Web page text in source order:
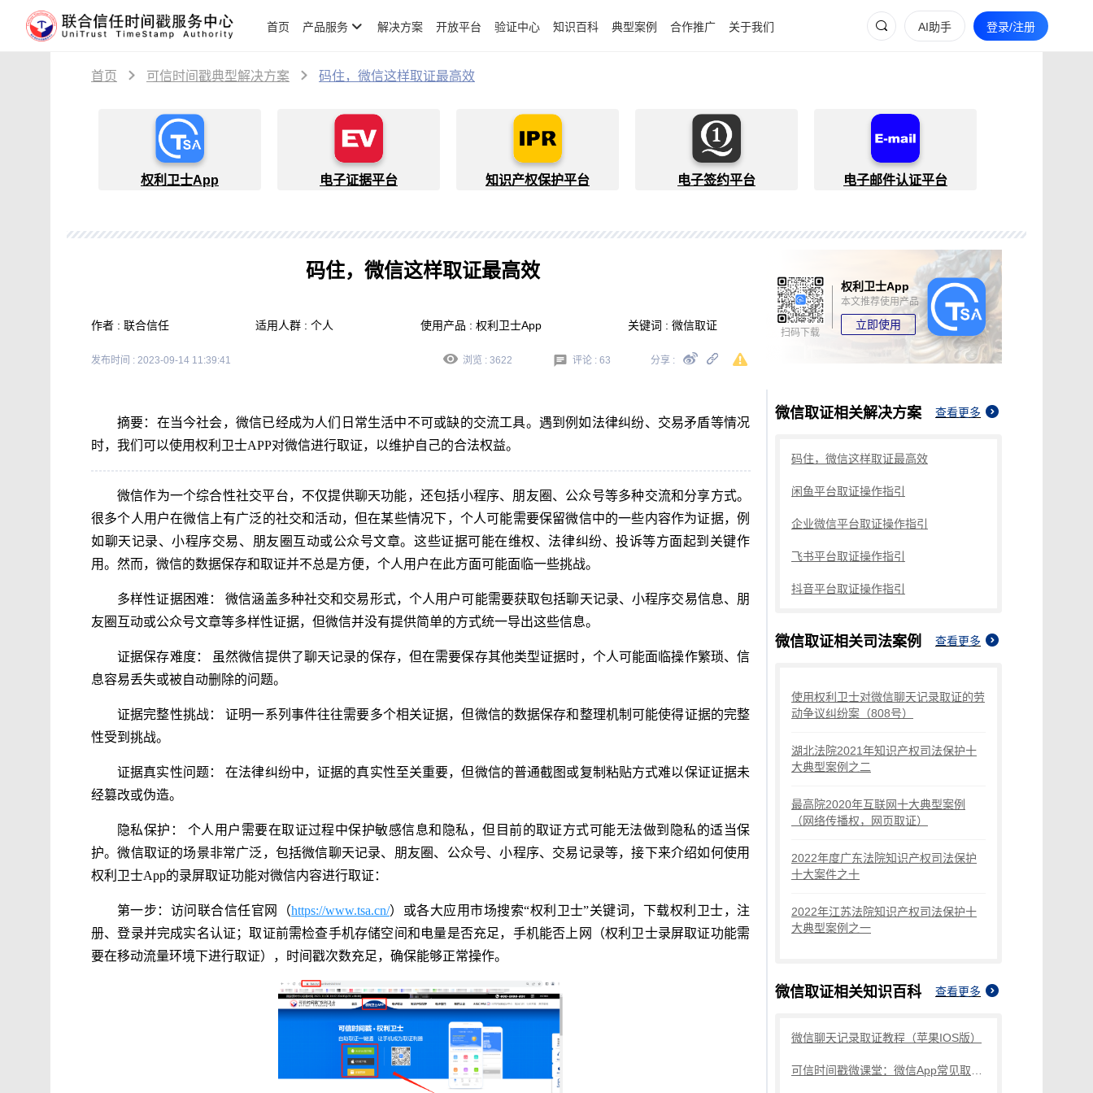
首页 产品服务 解决方案 开放平台 验证中心 知识百科 典型案例 合作推广 关于我们 AI助手 登录/注册
首页 可信时间戳典型解决方案 码住，微信这样取证最高效
权利卫士App 电子证据平台 知识产权保护平台 电子签约平台 电子邮件认证平台
码住，微信这样取证最高效
作者 : 联合信任 适用人群 : 个人 使用产品 : 权利卫士App 关键词 : 微信取证
发布时间 : 2023-09-14 11:39:41 浏览 : 3622 评论 : 63 分享 :
摘要：在当今社会，微信已经成为人们日常生活中不可或缺的交流工具。遇到例如法律纠纷、交易矛盾等情况
时，我们可以使用权利卫士APP对微信进行取证，以维护自己的合法权益。
微信作为一个综合性社交平台，不仅提供聊天功能，还包括小程序、朋友圈、公众号等多种交流和分享方式。
很多个人用户在微信上有广泛的社交和活动，但在某些情况下，个人可能需要保留微信中的一些内容作为证据，例
如聊天记录、小程序交易、朋友圈互动或公众号文章。这些证据可能在维权、法律纠纷、投诉等方面起到关键作
用。然而，微信的数据保存和取证并不总是方便，个人用户在此方面可能面临一些挑战。
多样性证据困难： 微信涵盖多种社交和交易形式，个人用户可能需要获取包括聊天记录、小程序交易信息、朋
友圈互动或公众号文章等多样性证据，但微信并没有提供简单的方式统一导出这些信息。
证据保存难度： 虽然微信提供了聊天记录的保存，但在需要保存其他类型证据时，个人可能面临操作繁琐、信
息容易丢失或被自动删除的问题。
证据完整性挑战： 证明一系列事件往往需要多个相关证据，但微信的数据保存和整理机制可能使得证据的完整
性受到挑战。
证据真实性问题： 在法律纠纷中，证据的真实性至关重要，但微信的普通截图或复制粘贴方式难以保证证据未
经篡改或伪造。
隐私保护： 个人用户需要在取证过程中保护敏感信息和隐私，但目前的取证方式可能无法做到隐私的适当保
护。微信取证的场景非常广泛，包括微信聊天记录、朋友圈、公众号、小程序、交易记录等，接下来介绍如何使用
权利卫士App的录屏取证功能对微信内容进行取证：
第一步：访问联合信任官网（https://www.tsa.cn/）或各大应用市场搜索“权利卫士”关键词，下载权利卫士，注
册、登录并完成实名认证；取证前需检查手机存储空间和电量是否充足，手机能否上网（权利卫士录屏取证功能需
要在移动流量环境下进行取证），时间戳次数充足，确保能够正常操作。
扫码下载
权利卫士App
本文推荐使用产品
立即使用
微信取证相关解决方案 查看更多
码住，微信这样取证最高效
闲鱼平台取证操作指引
企业微信平台取证操作指引
飞书平台取证操作指引
抖音平台取证操作指引
微信取证相关司法案例 查看更多
使用权利卫士对微信聊天记录取证的劳
动争议纠纷案（808号）
湖北法院2021年知识产权司法保护十
大典型案例之二
最高院2020年互联网十大典型案例
（网络传播权，网页取证）
2022年度广东法院知识产权司法保护
十大案件之十
2022年江苏法院知识产权司法保护十
大典型案例之一
微信取证相关知识百科 查看更多
微信聊天记录取证教程（苹果IOS版）